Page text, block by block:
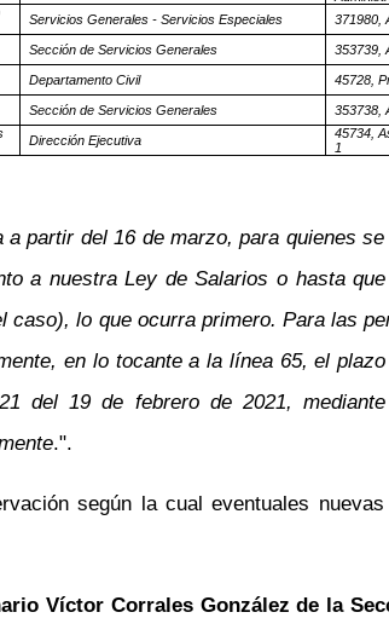
Servicios Generales - Servicios Especiales 371980,
Sección de Servicios Generales 353739,
Departamento Civil 45728,
Sección de Servicios Generales 353738,
Dirección Ejecutiva
45734,
1
partir del 16 de marzo, para quienes
a nuestra Ley de Salarios o hasta
lo que ocurra primero. Para las
en lo tocante a la línea 65, el
del 19 de febrero de 2021,
.".
según la cual eventuales
Víctor Corrales González de la